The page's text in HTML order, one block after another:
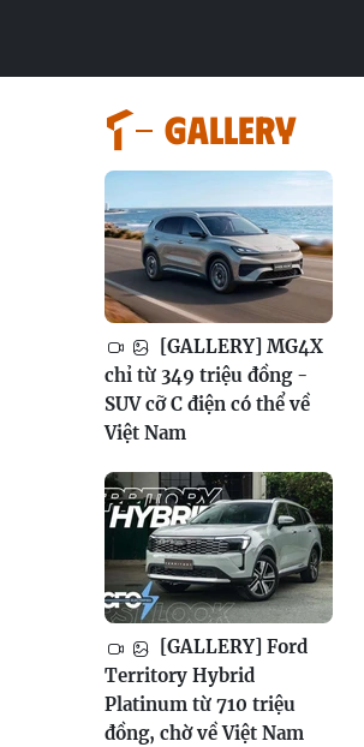
GALLERY
[GALLERY] MG4X
chỉ từ 349 triệu đồng -
SUV cỡ C điện có thể về
Việt Nam
[GALLERY] Ford
Territory Hybrid
Platinum từ 710 triệu
đồng, chờ về Việt Nam